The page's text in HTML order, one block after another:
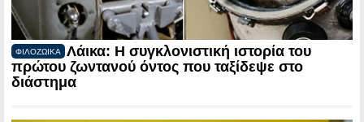
ΦΙΛΟΖΩΙΚΑ
Λάικα: Η συγκλονιστική ιστορία του
πρώτου ζωντανού όντος που ταξίδεψε στο
διάστημα